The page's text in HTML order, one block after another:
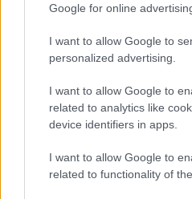
Google for online
I want to allow Google to
personalized advertising.
I want to allow Google to
related to analytics like
device identifiers in apps.
I want to allow Google to
related to functionality of
Smartphones : l’UE veut
universel, Apple s’y oppose
"Les chargeurs utilisés variaient en
Oreste Eclesiaste · 24 Sep 2021
SCIENCES ET TECHNOLOGIE